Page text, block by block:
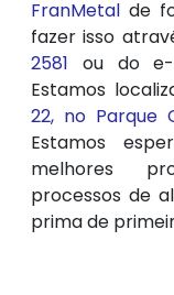
FranMetal de
fazer isso
2581 ou do e-
Estamos
22, no Parque
Estamos
melhores
processos de
prima de